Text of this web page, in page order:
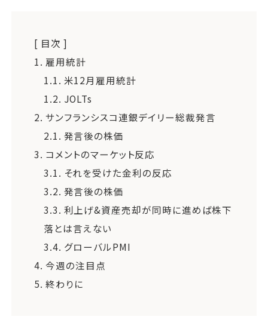
[ 目次 ]
1. 雇用統計
1.1. 米12月雇用統計
1.2. JOLTs
2. サンフランシスコ連銀デイリー総裁発言
2.1. 発言後の株価
3. コメントのマーケット反応
3.1. それを受けた金利の反応
3.2. 発言後の株価
3.3. 利上げ&資産売却が同時に進めば株下
落とは言えない
3.4. グローバルPMI
4. 今週の注目点
5. 終わりに